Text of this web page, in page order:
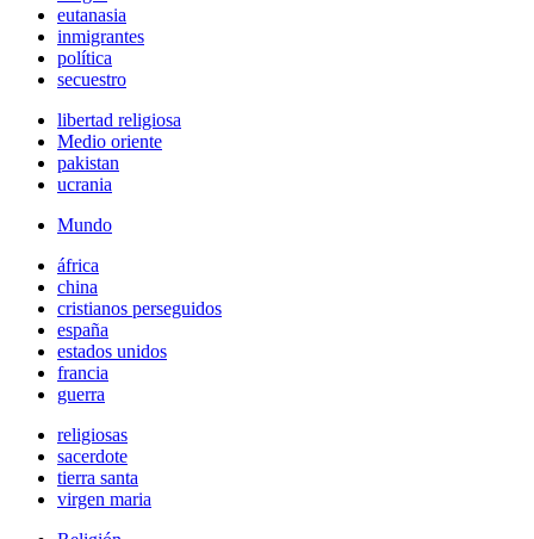
eutanasia
inmigrantes
política
secuestro
libertad religiosa
Medio oriente
pakistan
ucrania
Mundo
áfrica
china
cristianos perseguidos
españa
estados unidos
francia
guerra
religiosas
sacerdote
tierra santa
virgen maria